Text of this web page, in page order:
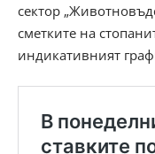
сектор
сметките на
индикативният